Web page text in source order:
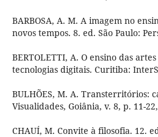
BARBOSA, A. M. A imagem no
novos tempos. 8. ed. São Paulo:
BERTOLETTI, A. O ensino das
tecnologias digitais. Curitiba:
BULHÕES, M. A. Transterritórios:
Visualidades, Goiânia, v. 8, p. 11-
CHAUÍ, M. Convite à filosofia. 12.